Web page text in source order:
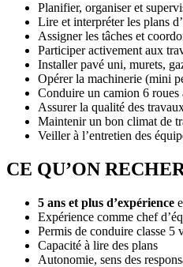
Planifier, organiser et
Lire et interpréter les plans
Assigner les tâches et
Participer activement aux
Installer pavé uni, murets,
Opérer la machinerie (mini
Conduire un camion 6 roues
Assurer la qualité des
Maintenir un bon climat de
Veiller à l’entretien des
CE QU’ON
5 ans et plus d’expérience
Expérience comme chef
Permis de conduire classe 5
Capacité à lire des plans
Autonomie, sens des